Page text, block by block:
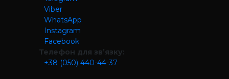
Viber
WhatsApp
Instagram
Facebook
Телефон для зв’язку:
+38 (050) 440-44-37